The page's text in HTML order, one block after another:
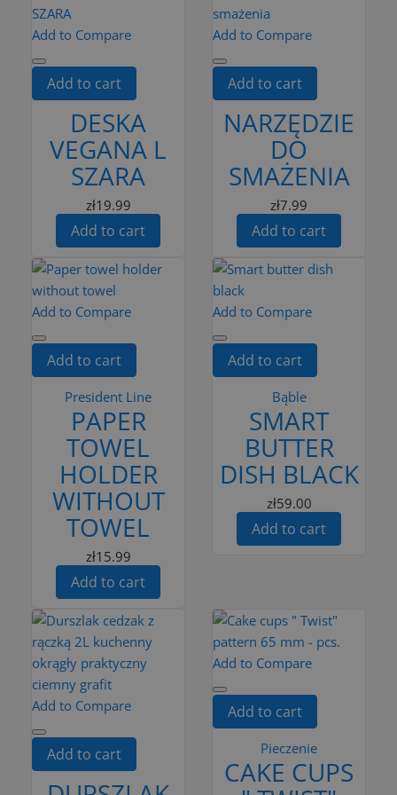
Add to Compare
Add to cart
DESKA
VEGANA L
SZARA
zł19.99
Add to cart
Add to Compare
Add to cart
NARZĘDZIE
DO
SMAŻENIA
zł7.99
Add to cart
Add to Compare
Add to cart
President Line
PAPER
TOWEL
HOLDER
WITHOUT
TOWEL
zł15.99
Add to cart
Add to Compare
Add to cart
Bąble
SMART
BUTTER
DISH BLACK
zł59.00
Add to cart
Add to Compare
Add to cart
Add to Compare
Add to cart
Pieczenie
CAKE CUPS